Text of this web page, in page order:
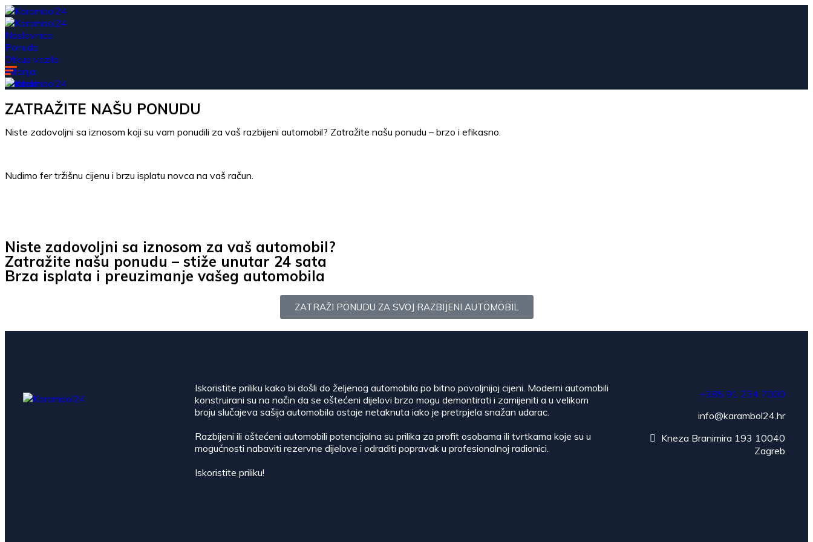
Naslovnica
Ponuda
Otkup vozila
Pitanja
Kontakt
ZATRAŽITE NAŠU PONUDU
Niste zadovoljni sa iznosom koji su vam ponudili za vaš razbijeni automobil? Zatražite našu ponudu – brzo i efikasno.
Nudimo fer tržišnu cijenu i brzu isplatu novca na vaš račun.
Niste zadovoljni sa iznosom za vaš automobil?
Zatražite našu ponudu – stiže unutar 24 sata
Brza isplata i preuzimanje vašeg automobila
ZATRAŽI PONUDU ZA SVOJ RAZBIJENI AUTOMOBIL
Iskoristite priliku kako bi došli do željenog automobila po bitno povoljnijoj cijeni. Moderni automobili
konstruirani su na način da se oštećeni dijelovi brzo mogu demontirati i zamijeniti a u velikom
broju slučajeva sašija automobila ostaje netaknuta iako je pretrpjela snažan udarac.
Razbijeni ili oštećeni automobili potencijalna su prilika za profit osobama ili tvrtkama koje su u
mogućnosti nabaviti rezervne dijelove i odraditi popravak u profesionalnoj radionici.
Iskoristite priliku!
+385 91 234 7000
info@karambol24.hr
Kneza Branimira 193 10040
Zagreb